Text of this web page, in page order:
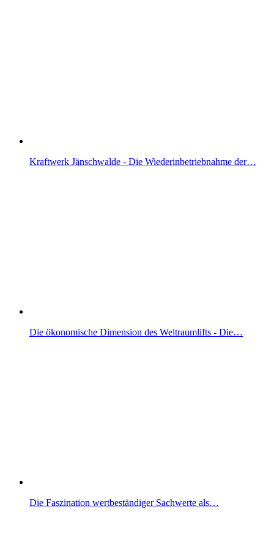
Kraftwerk Jänschwalde - Die Wiederinbetriebnahme der…
Die ökonomische Dimension des Weltraumlifts - Die…
Die Faszination wertbeständiger Sachwerte als…